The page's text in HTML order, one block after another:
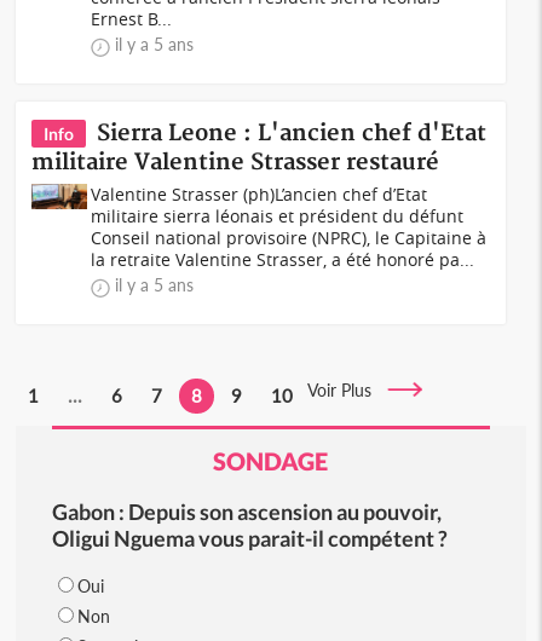
Ernest B...
il y a 5 ans
Info
Sierra Leone : L'ancien chef d'Etat
militaire Valentine Strasser restauré
Valentine Strasser (ph)L’ancien chef d’Etat
militaire sierra léonais et président du défunt
Conseil national provisoire (NPRC), le Capitaine à
la retraite Valentine Strasser, a été honoré pa...
il y a 5 ans
1 ... 6 7 8 9 10 Voir Plus
SONDAGE
Gabon : Depuis son ascension au pouvoir,
Oligui Nguema vous parait-il compétent ?
Oui
Non